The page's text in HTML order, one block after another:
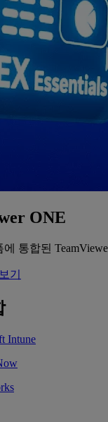
ONE
통합된
기
Intune